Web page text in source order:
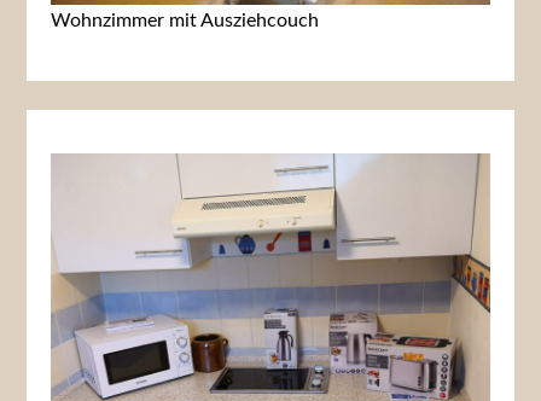
Wohnzimmer mit Ausziehcouch